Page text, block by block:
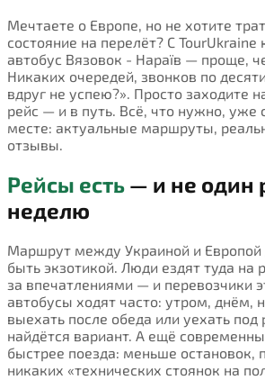
Мечтаете о Европе, но не хотите
состояние на перелёт? С TourUkraine
автобус Вязовок - Нараїв — проще,
Никаких очередей, звонков по
вдруг не успею?». Просто заходите
рейс — и в путь. Всё, что нужно, уже
месте: актуальные маршруты,
отзывы.
Рейсы есть — и не один
неделю
Маршрут между Украиной и Европой
быть экзотикой. Люди ездят туда на
за впечатлениями — и перевозчики
автобусы ходят часто: утром, днём,
выехать после обеда или уехать под
найдётся вариант. А ещё
быстрее поезда: меньше остановок,
никаких «технических стоянок на